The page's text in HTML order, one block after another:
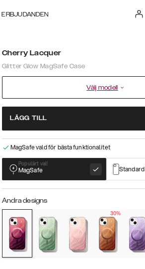
ERBJUDANDEN
Cherry Lacquer
Glitter Glow MagSafe Case
Välj modell
LÄGG TILL
MagSafe vald för bästa funktionalitet
Populärt val!
MagSafe Standard
Andra designs
30%